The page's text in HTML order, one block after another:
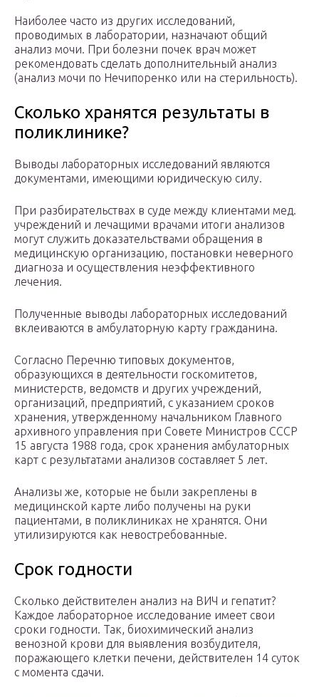
Наиболее часто из других исследований,
проводимых в лаборатории, назначают общий
анализ мочи. При болезни почек врач может
рекомендовать сделать дополнительный анализ
(анализ мочи по Нечипоренко или на стерильность).
Сколько хранятся результаты в
поликлинике?
Выводы лабораторных исследований являются
документами, имеющими юридическую силу.
При разбирательствах в суде между клиентами мед.
учреждений и лечащими врачами итоги анализов
могут служить доказательствами обращения в
медицинскую организацию, постановки неверного
диагноза и осуществления неэффективного
лечения.
Полученные выводы лабораторных исследований
вклеиваются в амбулаторную карту гражданина.
Согласно Перечню типовых документов,
образующихся в деятельности госкомитетов,
министерств, ведомств и других учреждений,
организаций, предприятий, с указанием сроков
хранения, утвержденному начальником Главного
архивного управления при Совете Министров СССР
15 августа 1988 года, срок хранения амбулаторных
карт с результатами анализов составляет 5 лет.
Анализы же, которые не были закреплены в
медицинской карте либо получены на руки
пациентами, в поликлиниках не хранятся. Они
утилизируются как невостребованные.
Срок годности
Сколько действителен анализ на ВИЧ и гепатит?
Каждое лабораторное исследование имеет свои
сроки годности. Так, биохимический анализ
венозной крови для выявления возбудителя,
поражающего клетки печени, действителен 14 суток
с момента сдачи.